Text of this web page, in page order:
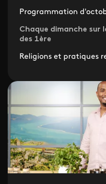
Programmation
Chaque dimanche sur
des 1ère
Religions et pratiques